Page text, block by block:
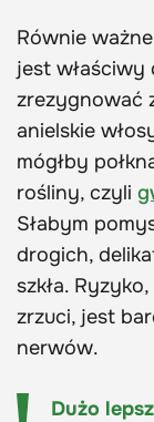
Równie
jest
zrezygnować
anielskie
mógłby
rośliny, czyli
Słabym
drogich,
szkła.
zrzuci, jest
nerwów.
Dużo